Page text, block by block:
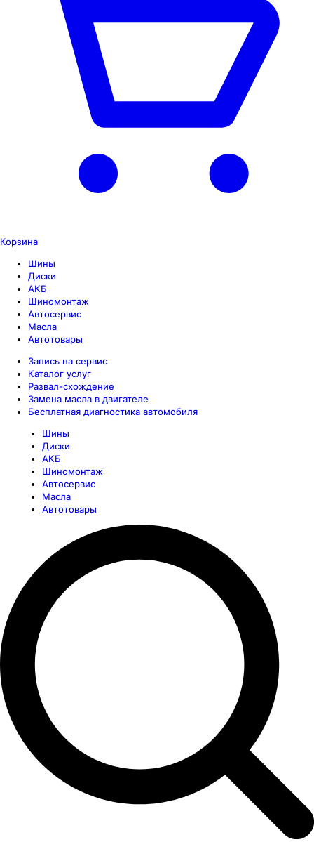
Корзина
Шины
Диски
АКБ
Шиномонтаж
Автосервис
Масла
Автотовары
Запись на сервис
Каталог услуг
Развал-схождение
Замена масла в двигателе
Бесплатная диагностика автомобиля
Шины
Диски
АКБ
Шиномонтаж
Автосервис
Масла
Автотовары